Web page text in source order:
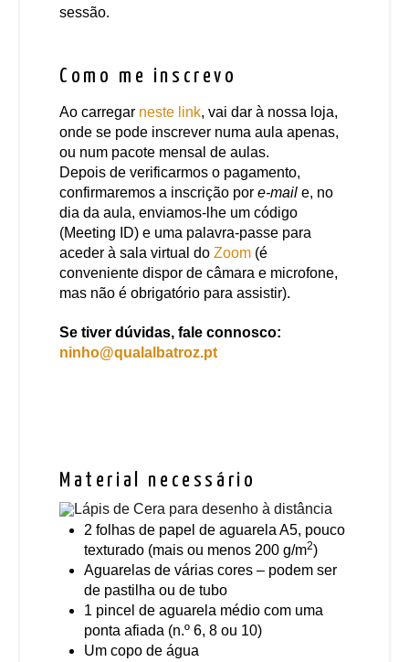
sessão.
Como me inscrevo
Ao carregar neste link, vai dar à nossa loja,
onde se pode inscrever numa aula apenas,
ou num pacote mensal de aulas.
Depois de verificarmos o pagamento,
confirmaremos a inscrição pore-mail e, no
dia da aula, enviamos-lhe um código
(Meeting ID) e uma palavra-passe para
aceder à sala virtual doZoom (é
conveniente dispor de câmara e microfone,
mas não é obrigatório para assistir).
Se tiver dúvidas, fale connosco:
ninho@qualalbatroz.pt
Material necessário
2 folhas de papel de aguarela A5, pouco
texturado (mais ou menos 200 g/m2)
Aguarelas de várias cores – podem ser
de pastilha ou de tubo
1 pincel de aguarela médio com uma
ponta afiada (n.º 6, 8 ou 10)
Um copo de água